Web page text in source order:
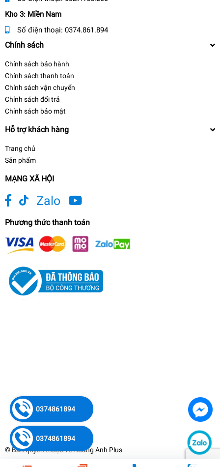
Kho 3: Miền Nam
Số điện thoại: 0374.861.894
Chính sách
Chính sách bảo hành
Chính sách thanh toán
Chính sách vận chuyển
Chính sách đổi trả
Chính sách bảo mật
Hỗ trợ khách hàng
Trang chủ
Sản phẩm
MẠNG XÃ HỘI
Zalo
Phương thức thanh toán
© Bản quyền thuộc vềHoàng Anh Plus
0374861894
0374861894